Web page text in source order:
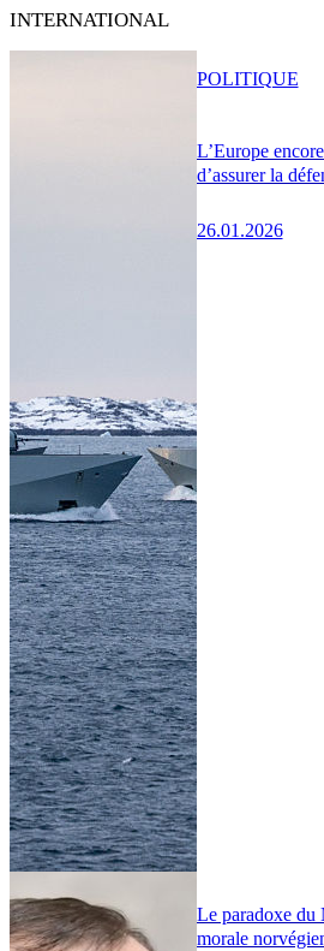
INTERNATIONAL
L’Europe
d’assurer la
26.01.2026
POLITIQUE
Le paradoxe du
morale